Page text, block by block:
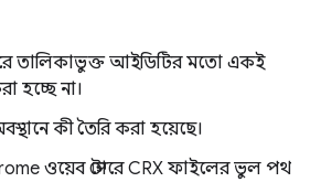
তালিকাভুক্ত আইডিটির মতো একই
হচ্ছে না।
কী তৈরি করা হয়েছে।
Chrome ওয়েব স্টোরে CRX ফাইলের ভুল পথ